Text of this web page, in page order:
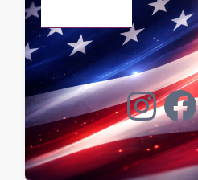
Instagram Facebook